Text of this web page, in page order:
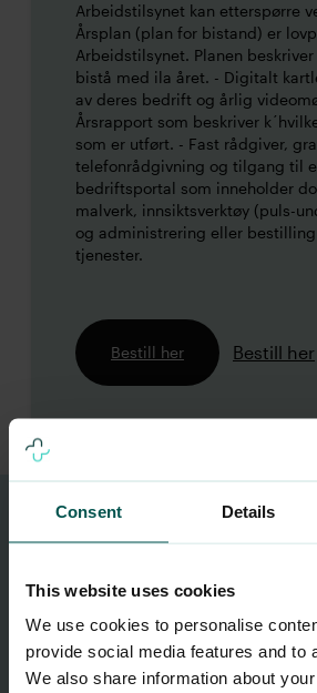
Consent Details
This website uses cookies
We use cookies to personalise
provide social media features and to
We also share information about
Arbeidstilsynet kan etterspørre
Årsplan (plan for bistand) er
Arbeidstilsynet. Planen beskriver
bistå med ila året. - Digitalt
av deres bedrift og årlig
Årsrapport som beskriver
som er utført. - Fast rådgiver,
telefonrådgivning og tilgang til
bedriftsportal som inneholder
malverk, innsiktsverktøy (puls-
og administrering eller bestilling
tjenester.
Bestill her Bestill her
Ønsker du å inngå
partnerskap med
Alle arbeidsgivere har plikt til å
sin til en godkjent